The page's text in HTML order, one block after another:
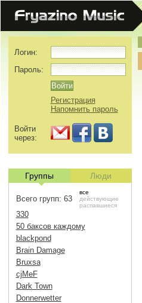
Логин:
Пароль:
Регистрация
Напомнить пароль
Войти
через:
Группы Люди
Всего групп: 63
все
действующие
распавшиеся
330
50 баксов каждому
blackpond
Brain Damage
Bruxsa
cjMeF
Dark Town
Donnerwetter